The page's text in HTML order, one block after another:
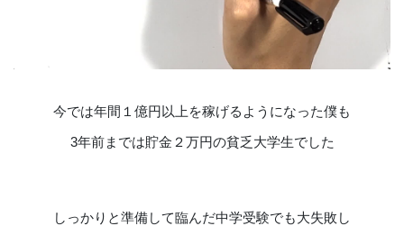
Video
今では年間１億円以上を稼げるようになった僕も
3年前までは貯金２万円の貧乏大学生でした
しっかりと準備して臨んだ中学受験でも大失敗し